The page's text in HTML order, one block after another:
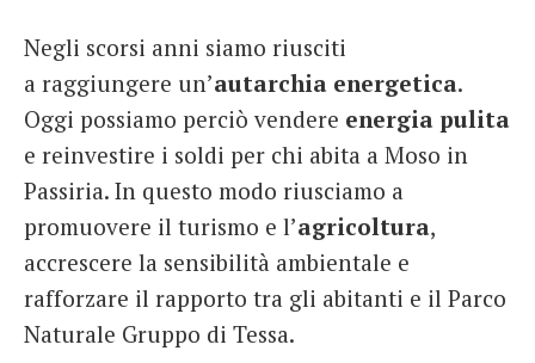
Negli scorsi anni siamo riusciti
a raggiungere un’autarchia energetica.
Oggi possiamo perciò vendere energia pulita
e reinvestire i soldi per chi abita a Moso in
Passiria. In questo modo riusciamo a
promuovere il turismo e l’agricoltura,
accrescere la sensibilità ambientale e
rafforzare il rapporto tra gli abitanti e il Parco
Naturale Gruppo di Tessa.